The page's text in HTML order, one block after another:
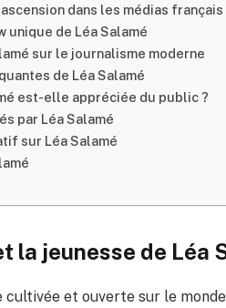
dans les médias français
unique de Léa Salamé
sur le journalisme moderne
de Léa Salamé
est-elle appréciée du public ?
par Léa Salamé
sur Léa Salamé
la jeunesse de Léa
cultivée et ouverte sur le